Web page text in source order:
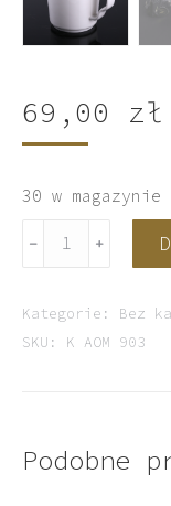
69,00 zł
30 w magazynie
Kubek
czarnym
﹣ ﹢
Kategorie: Bez
SKU: K AOM 903
Podobne